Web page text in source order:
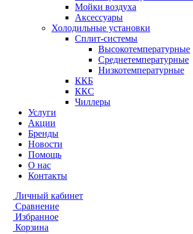
Мойки воздуха
Аксессуары
Холодильные установки
Сплит-системы
Высокотемпературные
Среднетемпературные
Низкотемпературные
ККБ
ККС
Чиллеры
Услуги
Акции
Бренды
Новости
Помощь
О нас
Контакты
Личный кабинет
Сравнение
Избранное
Корзина